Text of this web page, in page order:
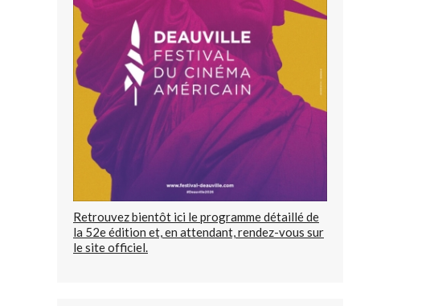
Retrouvez bientôt ici le programme détaillé de
la 52e édition et, en attendant, rendez-vous sur
le site officiel.